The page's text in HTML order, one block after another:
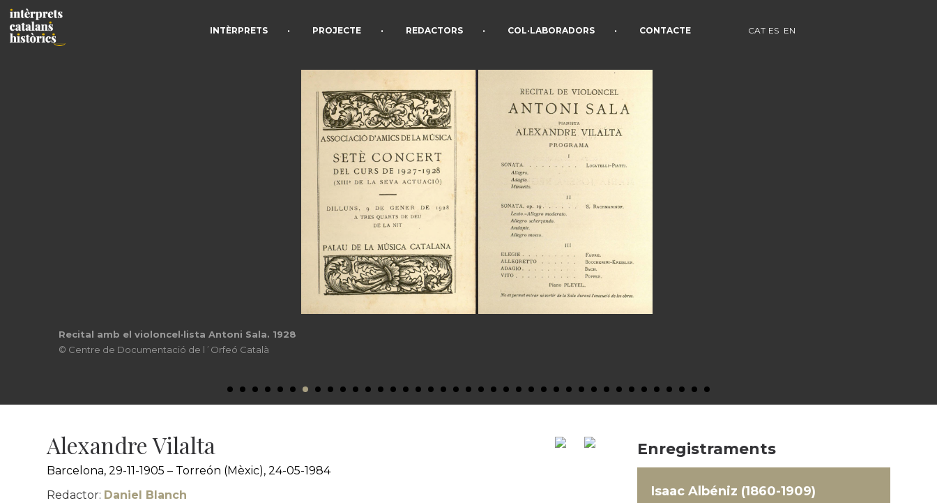
INTÈRPRETS • PROJECTE • REDACTORS • COL·LABORADORS • CONTACTE CAT ES EN
Recital amb el violoncel·lista Antoni Sala. 1928
© Centre de Documentació de l´Orfeó Català
Alexandre Vilalta
Barcelona, 29-11-1905 – Torreón (Mèxic), 24-05-1984
Redactor: Daniel Blanch
Enregistraments
Isaac Albéniz (1860-1909)